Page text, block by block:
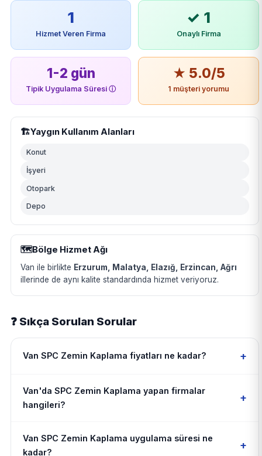
1
Hizmet Veren Firma
✓ 1
Onaylı Firma
1-2 gün
Tipik Uygulama Süresiⓘ
★ 5.0/5
1 müşteri yorumu
🏗️Yaygın Kullanım Alanları
Konut
İşyeri
Otopark
Depo
🗺️Bölge Hizmet Ağı
Van ile birlikte Erzurum, Malatya, Elazığ, Erzincan, Ağrı
illerinde de aynı kalite standardında hizmet veriyoruz.
❓ Sıkça Sorulan Sorular
Van SPC Zemin Kaplama fiyatları ne kadar? +
Van'da SPC Zemin Kaplama yapan firmalar
hangileri?
+
Van SPC Zemin Kaplama uygulama süresi ne
kadar?
+